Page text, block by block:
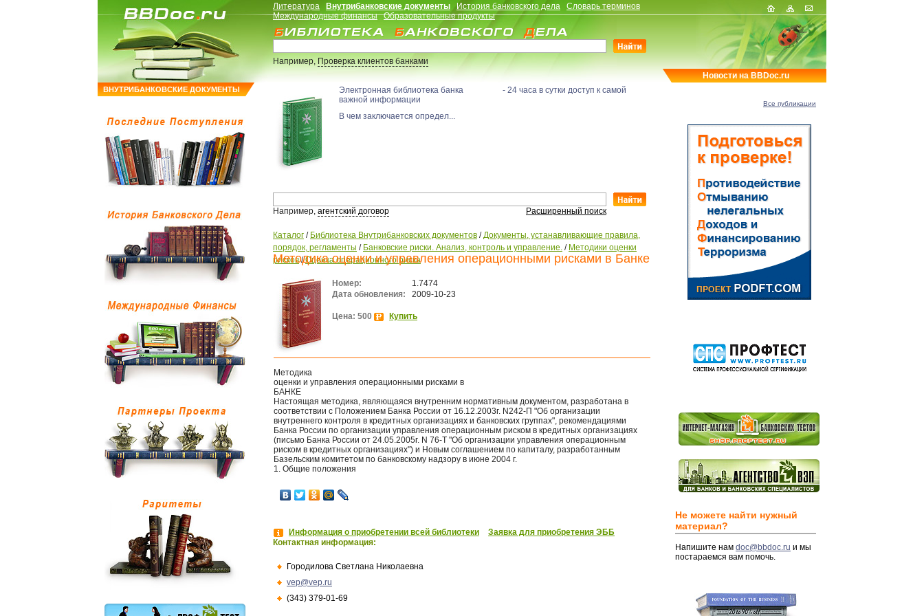
ВНУТРИБАНКОВСКИЕ ДОКУМЕНТЫ
Литература Внутрибанковские документы История банковского дела
Словарь терминов
Международные финансы
Образовательные продукты
Например,Проверка клиентов банками
Электронная библиотека банка - 24 часа в сутки доступ к самой
важной информации
В чем заключается определ...
Например, агентский договор Расширенный поиск
Каталог / Библиотека Внутрибанковских документов /Документы, устанавливающие правила,
порядок, регламенты / Банковские риски. Анализ, контроль и управление. / Методики оценки
рисков/Оценка операционного риска
Методика оценки и управления операционными рисками в Банке
Номер:
1.7474
Дата обновления:
2009-10-23
Цена: 500 Купить
Методика
оценки и управления операционными рисками в
БАНКЕ
Настоящая методика, являющаяся внутренним нормативным документом, разработана в
соответствии с Положением Банка России от 16.12.2003г. N242-П "Об организации
внутреннего контроля в кредитных организациях и банковских группах", рекомендациями
Банка России по организации управления операционным риском в кредитных организациях
(письмо Банка России от 24.05.2005г. N 76-Т "Об организации управления операционным
риском в кредитных организациях") и Новым соглашением по капиталу, разработанным
Базельским комитетом по банковскому надзору в июне 2004 г.
1. Общие положения
Информация о приобретении всей библиотеки
Заявка для приобретения ЭББ
Контактная информация:
Городилова Светлана Николаевна
vep@vep.ru
(343) 379-01-69
Новости на BBDoc.ru
Все публикации
Не можете найти нужный
материал?
Напишите нам doc@bbdoc.ru и мы
постараемся вам помочь.